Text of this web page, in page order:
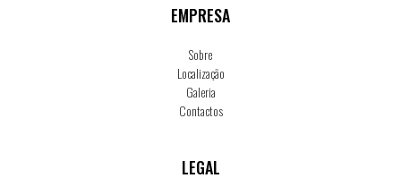
EMPRESA
Sobre
Localização
Galeria
Contactos
LEGAL